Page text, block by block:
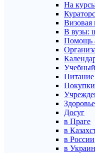
На
В вузы:
Помощь
Учебный
Питание
Покупки
Здоровье
Досуг
в Праге
в
в России
в